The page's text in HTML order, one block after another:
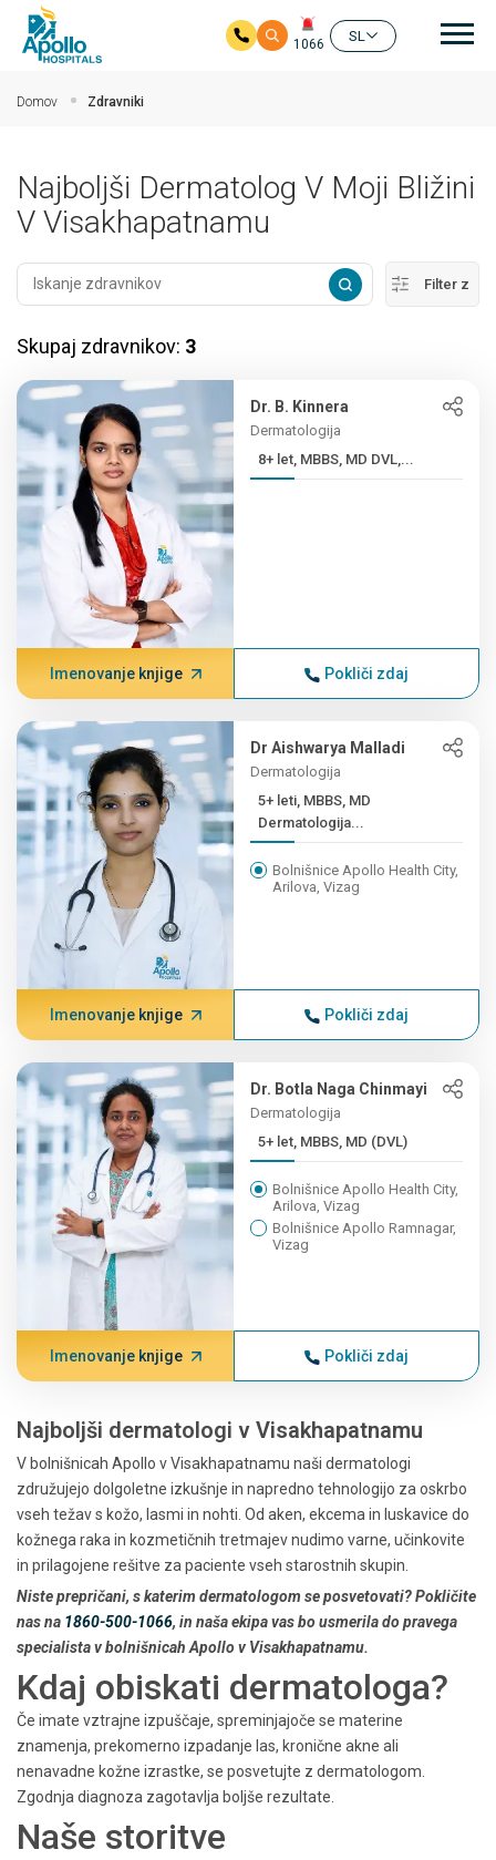
1066
SL
Domov Zdravniki
Najboljši Dermatolog V Moji Bližini
V Visakhapatnamu
Filter z
Skupaj zdravnikov: 3
Dr. B. Kinnera
Dermatologija
8+ let, MBBS, MD DVL,...
Imenovanje knjige Pokliči zdaj
Dr Aishwarya Malladi
Dermatologija
5+ leti, MBBS, MD
Dermatologija...
Bolnišnice Apollo Health City,
Arilova, Vizag
Imenovanje knjige Pokliči zdaj
Dr. Botla Naga Chinmayi
Dermatologija
5+ let, MBBS, MD (DVL)
Bolnišnice Apollo Health City,
Arilova, Vizag
Bolnišnice Apollo Ramnagar,
Vizag
Imenovanje knjige Pokliči zdaj
Najboljši dermatologi v Visakhapatnamu
V bolnišnicah Apollo v Visakhapatnamu naši dermatologi
združujejo dolgoletne izkušnje in napredno tehnologijo za oskrbo
vseh težav s kožo, lasmi in nohti. Od aken, ekcema in luskavice do
kožnega raka in kozmetičnih tretmajev nudimo varne, učinkovite
in prilagojene rešitve za paciente vseh starostnih skupin.
Niste prepričani, s katerim dermatologom se posvetovati? Pokličite
nas na 1860-500-1066, in naša ekipa vas bo usmerila do pravega
specialista v bolnišnicah Apollo v Visakhapatnamu.
Kdaj obiskati dermatologa?
Če imate vztrajne izpuščaje, spreminjajoče se materine
znamenja, prekomerno izpadanje las, kronične akne ali
nenavadne kožne izrastke, se posvetujte z dermatologom.
Zgodnja diagnoza zagotavlja boljše rezultate.
Naše storitve